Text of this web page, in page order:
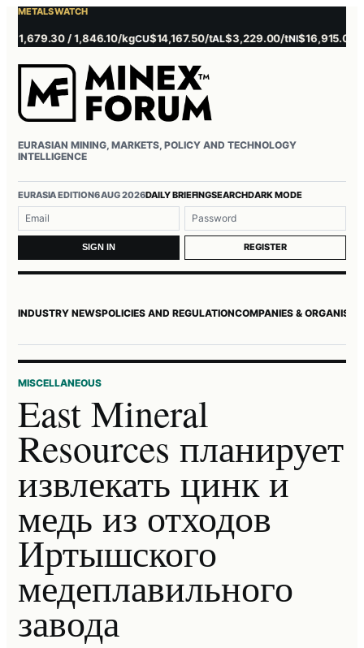
METALS WATCH
1,679.30 / 1,846.10/kgCU$14,167.50/tAL$3,229.00/tNI$16,915.00/tZN
EURASIAN MINING, MARKETS, POLICY AND TECHNOLOGY
INTELLIGENCE
EURASIA EDITION6 AUG 2026DAILY BRIEFINGSEARCHDARK MODE
Username or email
Password
SIGN IN REGISTER
INDUSTRY NEWSPOLICIES AND REGULATIONCOMPANIES &
MISCELLANEOUS
East Mineral
Resources планирует
извлекать цинк и
медь из отходов
Иртышского
медеплавильного
завода